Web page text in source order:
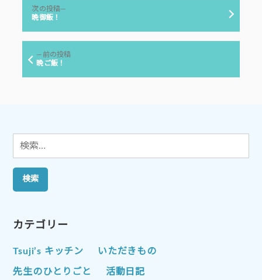
ナ
ー
前の投稿前
晩ご飯！
次の投稿
晩御飯！
検
索:
カテゴリー
Tsuji’s キッチン いただきもの
先生のひとりごと 活動日記